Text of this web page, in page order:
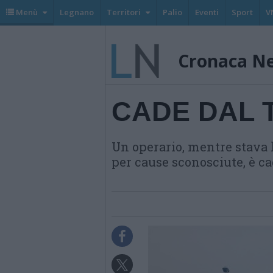
Menù Legnano Territori Palio Eventi Sport
Cronaca
CADE DAL
Un operario, mentre
per cause sconosciute, è